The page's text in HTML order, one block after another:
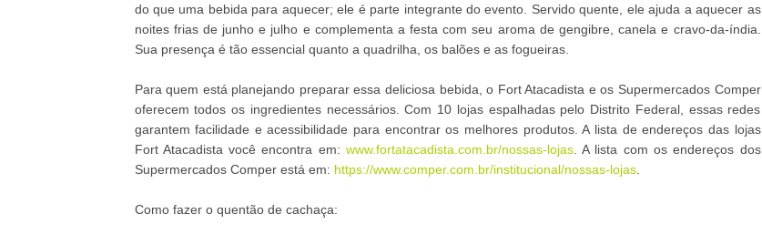
do que uma bebida para aquecer; ele é parte integrante do evento. Servido quente, ele ajuda a aquecer as
noites frias de junho e julho e complementa a festa com seu aroma de gengibre, canela e cravo-da-índia.
Sua presença é tão essencial quanto a quadrilha, os balões e as fogueiras.
Para quem está planejando preparar essa deliciosa bebida, o Fort Atacadista e os Supermercados Comper
oferecem todos os ingredientes necessários. Com 10 lojas espalhadas pelo Distrito Federal, essas redes
garantem facilidade e acessibilidade para encontrar os melhores produtos. A lista de endereços das lojas
Fort Atacadista você encontra em: www.fortatacadista.com.br/nossas-lojas. A lista com os endereços dos
Supermercados Comper está em: https://www.comper.com.br/institucional/nossas-lojas.
Como fazer o quentão de cachaça: